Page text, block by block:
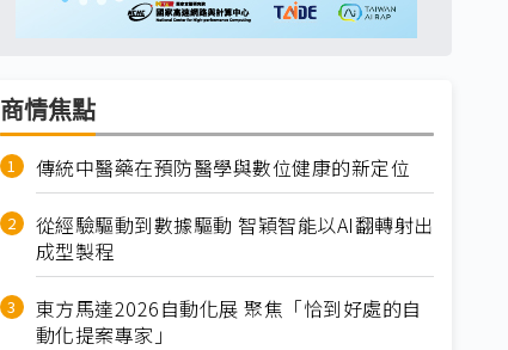
商情焦點
傳統中醫藥在預防醫學與數位健康的新定位
從經驗驅動到數據驅動 智穎智能以AI翻轉射出
成型製程
東方馬達2026自動化展 聚焦「恰到好處的自
動化提案專家」